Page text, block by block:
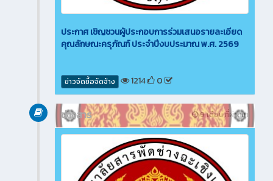
ประกาศ เชิญชวนผู้ประกอบการร่วมเสนอรายละเอียด
คุณลักษณะครุภัณฑ์ ประจำปีงบประมาณ พ.ศ. 2569
ข่าวจัดซื้อจัดจ้าง 1214 0
9 เดือน ที่ผ่านมา
ข่าวสาร